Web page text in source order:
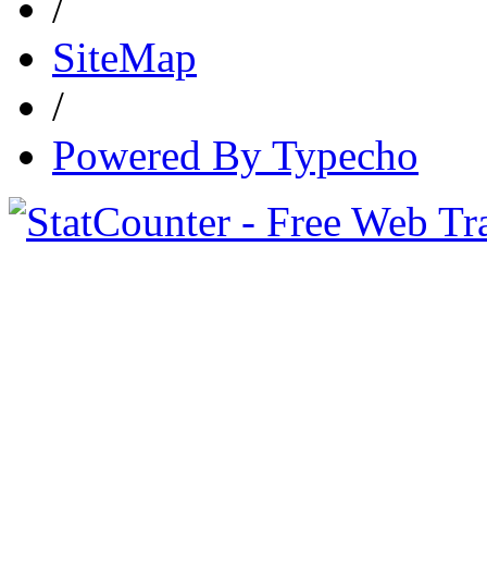
SiteMap
/
Powered By Typecho